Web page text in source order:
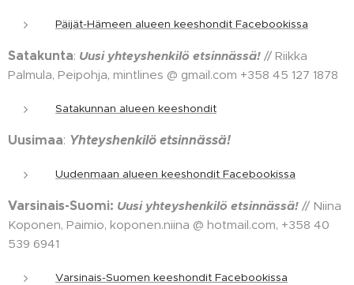
Päijät-Hämeen alueen keeshondit Facebookissa
Satakunta: Uusi yhteyshenkilö etsinnässä! // Riikka
Palmula, Peipohja, mintlines @ gmail.com +358 45 127 1878
Satakunnan alueen keeshondit
Uusimaa: Yhteyshenkilö etsinnässä!
Uudenmaan alueen keeshondit Facebookissa
Varsinais-Suomi: Uusi yhteyshenkilö etsinnässä! // Niina
Koponen, Paimio, koponen.niina @ hotmail.com, +358 40
539 6941
Varsinais-Suomen keeshondit Facebookissa